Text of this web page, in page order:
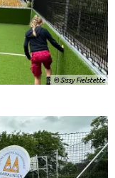
© Sissy Fielstette